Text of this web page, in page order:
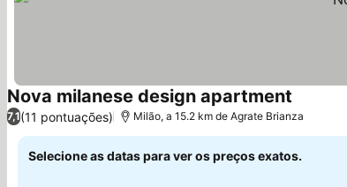
Nova milanese design apartment
7,1(11 pontuações) Milão, a 15.2 km de Agrate Brianza
Selecione as datas para ver os preços exatos.